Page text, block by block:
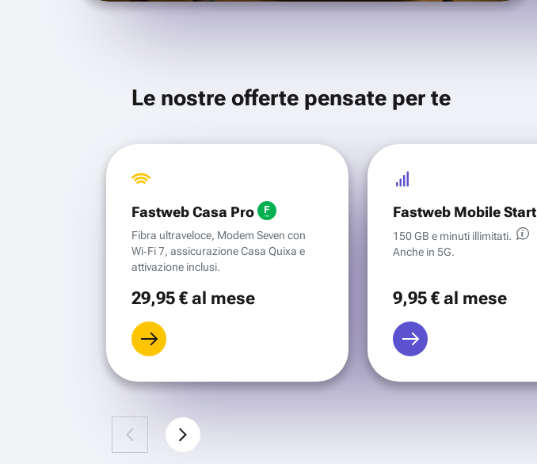
Le nostre offerte pensate per te
Fastweb Casa Pro
Fibra ultraveloce, Modem Seven con
Wi‑Fi 7, assicurazione Casa Quixa e
attivazione inclusi.
29,95 €al mese
Fastweb Mobile Start
150 GB e minuti illimitati.
Anche in 5G.
9,95 €al mese